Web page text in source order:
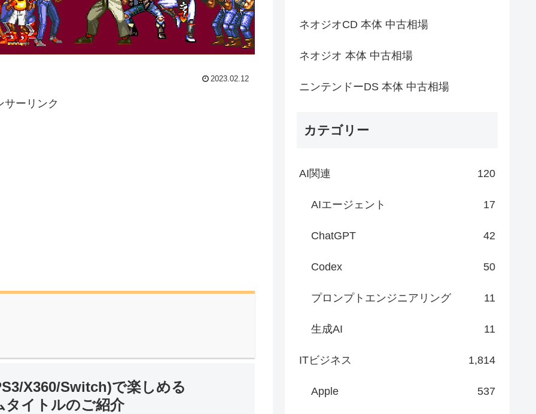
2023.02.12
サーリンク
X360/Switch)で楽しめる
タイトルのご紹介
ネオジオCD 本体 中古相場
ネオジオ 本体 中古相場
ニンテンドーDS 本体 中古相場
カテゴリー
AI関連 120
AIエージェント 17
ChatGPT 42
Codex 50
プロンプトエンジニアリング 11
生成AI 11
ITビジネス 1,814
Apple 537